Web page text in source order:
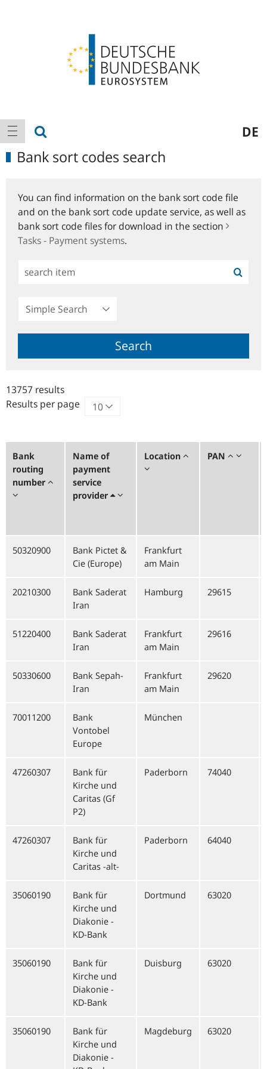
Main
navigation
show navigation DE
Bank sort codes search
You can find information on the bank sort code file
and on the bank sort code update service, as well as
bank sort code files for download in the section
Tasks - Payment systems.
Simple
Search
13757 results
Results per page
Bank
routing
number
Name of
payment
service
provider
Location PAN
50320900
Bank Pictet &
Cie (Europe)
Frankfurt
am Main
20210300
Bank Saderat
Iran
Hamburg 29615
51220400
Bank Saderat
Iran
Frankfurt
am Main
29616
50330600
Bank Sepah-
Iran
Frankfurt
am Main
29620
70011200
Bank
Vontobel
Europe
München
47260307
Bank für
Kirche und
Caritas (Gf
P2)
Paderborn 74040
47260307
Bank für
Kirche und
Caritas -alt-
Paderborn 64040
35060190
Bank für
Kirche und
Diakonie -
KD-Bank
Dortmund 63020
35060190
Bank für
Kirche und
Diakonie -
KD-Bank
Duisburg 63020
35060190
Bank für
Kirche und
Diakonie -
Magdeburg 63020